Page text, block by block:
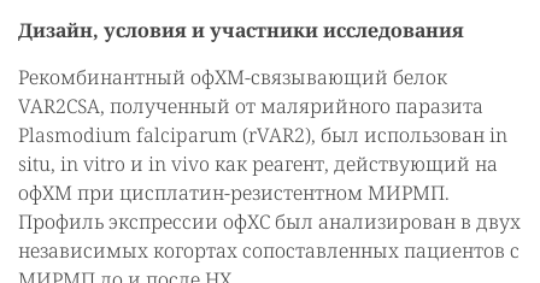
Дизайн, условия и участники исследования
Рекомбинантный офХМ-связывающий белок
VAR2CSA, полученный от малярийного паразита
Plasmodium falciparum (rVAR2), был использован in
situ, in vitro и in vivo как реагент, действующий на
офХМ при цисплатин-резистентном МИРМП.
Профиль экспрессии офХС был анализирован в двух
независимых когортах сопоставленных пациентов с